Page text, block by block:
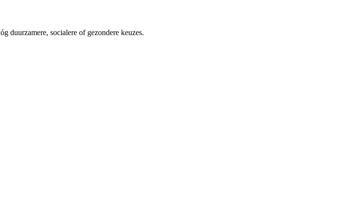
duurzamere, socialere of gezondere keuzes.